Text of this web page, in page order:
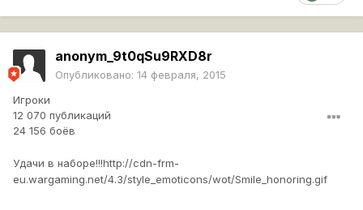
anonym_9t0qSu9RXD8r
Опубликовано: 14 февраля, 2015
Игроки
12 070 публикаций
24 156 боёв
Удачи в наборе!!!http://cdn-frm-
eu.wargaming.net/4.3/style_emoticons/wot/Smile_honoring.gif